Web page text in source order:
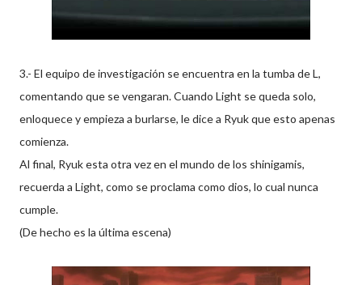
3.- El equipo de investigación se encuentra en la tumba de L,
comentando que se vengaran. Cuando Light se queda solo,
enloquece y empieza a burlarse, le dice a Ryuk que esto apenas
comienza.
Al final, Ryuk esta otra vez en el mundo de los shinigamis,
recuerda a Light, como se proclama como dios, lo cual nunca
cumple.
(De hecho es la última escena)